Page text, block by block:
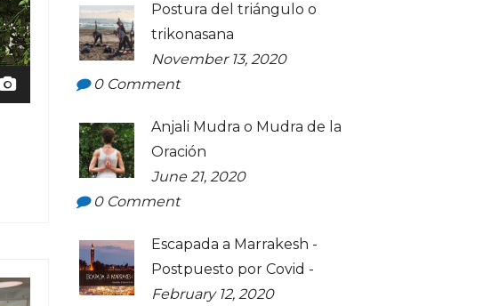
Postura del triángulo o
trikonasana
November 13, 2020
0Comment
Anjali Mudra o Mudra de la
Oración
June 21, 2020
0Comment
Escapada a Marrakesh -
Postpuesto por Covid -
February 12, 2020